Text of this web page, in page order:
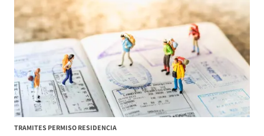
TRAMITES PERMISO RESIDENCIA